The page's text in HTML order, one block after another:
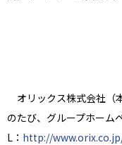
オリックス株式会社（
のたび、グループホーム
L： http://